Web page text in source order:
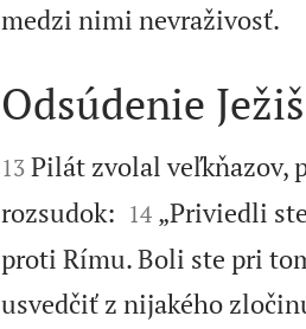
medzi nimi nevraživosť.

Odsúdenie

13 Pilát zvolal veľkňazov,
rozsudok:
14 „Priviedli
proti Rímu. Boli ste pri
usvedčiť z nijakého